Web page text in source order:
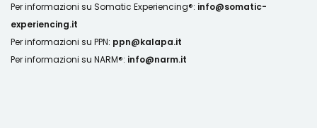
Per informazioni su Somatic Experiencing®: info@somatic-
experiencing.it
Per informazioni su PPN: ppn@kalapa.it
Per informazioni su NARM®: info@narm.it